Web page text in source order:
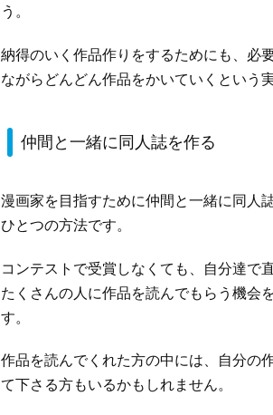
う。
納得のいく作品作りをするためにも、必
ながらどんどん作品をかいていくという
仲間と一緒に同人誌を作る
漫画家を目指すために仲間と一緒に同人
ひとつの方法です。
コンテストで受賞しなくても、自分達で
たくさんの人に作品を読んでもらう機会
す。
作品を読んでくれた方の中には、自分の
て下さる方もいるかもしれません。